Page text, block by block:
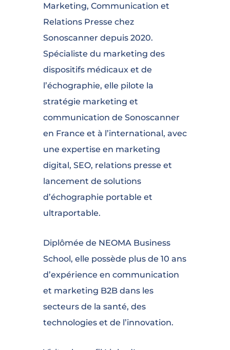
Marketing, Communication et
Relations Presse chez
Sonoscanner depuis 2020.
Spécialiste du marketing des
dispositifs médicaux et de
l’échographie, elle pilote la
stratégie marketing et
communication de Sonoscanner
en France et à l’international, avec
une expertise en marketing
digital, SEO, relations presse et
lancement de solutions
d’échographie portable et
ultraportable.
Diplômée de NEOMA Business
School, elle possède plus de 10 ans
d’expérience en communication
et marketing B2B dans les
secteurs de la santé, des
technologies et de l’innovation.